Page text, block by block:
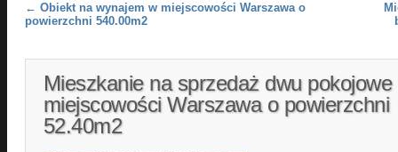
Post navigation
← Obiekt na wynajem w miejscowości Warszawa o
powierzchni 540.00m2
Mieszkanie na sprzedaż dwu pokojowe
miejscowości Warszawa o powierzchni
52.40m2